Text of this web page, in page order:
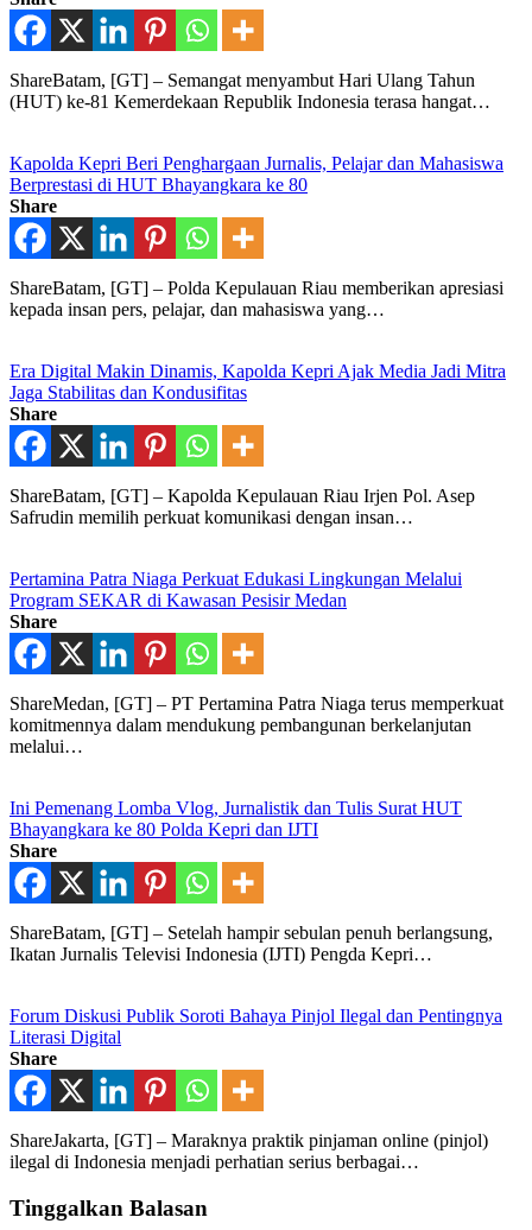
ShareBatam, [GT] – Semangat menyambut Hari Ulang Tahun
(HUT) ke-81 Kemerdekaan Republik Indonesia terasa hangat…
Kapolda Kepri Beri Penghargaan Jurnalis, Pelajar dan Mahasiswa
Berprestasi di HUT Bhayangkara ke 80
Share
ShareBatam, [GT] – Polda Kepulauan Riau memberikan apresiasi
kepada insan pers, pelajar, dan mahasiswa yang…
Era Digital Makin Dinamis, Kapolda Kepri Ajak Media Jadi Mitra
Jaga Stabilitas dan Kondusifitas
Share
ShareBatam, [GT] – Kapolda Kepulauan Riau Irjen Pol. Asep
Safrudin memilih perkuat komunikasi dengan insan…
Pertamina Patra Niaga Perkuat Edukasi Lingkungan Melalui
Program SEKAR di Kawasan Pesisir Medan
Share
ShareMedan, [GT] – PT Pertamina Patra Niaga terus memperkuat
komitmennya dalam mendukung pembangunan berkelanjutan
melalui…
Ini Pemenang Lomba Vlog, Jurnalistik dan Tulis Surat HUT
Bhayangkara ke 80 Polda Kepri dan IJTI
Share
ShareBatam, [GT] – Setelah hampir sebulan penuh berlangsung,
Ikatan Jurnalis Televisi Indonesia (IJTI) Pengda Kepri…
Forum Diskusi Publik Soroti Bahaya Pinjol Ilegal dan Pentingnya
Literasi Digital
Share
ShareJakarta, [GT] – Maraknya praktik pinjaman online (pinjol)
ilegal di Indonesia menjadi perhatian serius berbagai…
Tinggalkan Balasan